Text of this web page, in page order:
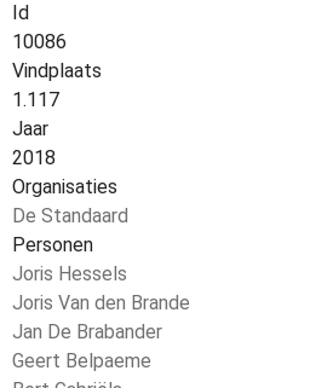
Id
10086
Vindplaats
1.117
Jaar
2018
Organisaties
De Standaard
Personen
Joris Hessels
Joris Van den Brande
Jan De Brabander
Geert Belpaeme